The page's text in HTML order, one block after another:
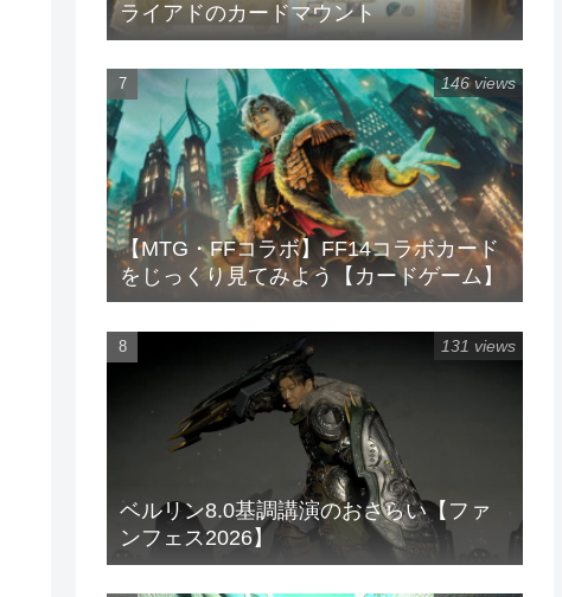
ライアドのカードマウント
【MTG・FFコラボ】FF14コラボカード
をじっくり見てみよう【カードゲーム】
146 views
ベルリン8.0基調講演のおさらい【ファ
ンフェス2026】
131 views